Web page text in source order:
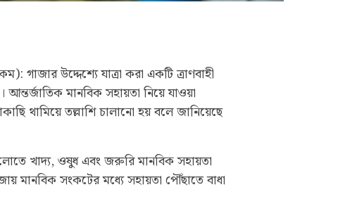
উদ্দেশ্যে যাত্রা করা একটি ত্রাণবাহী
মানবিক সহায়তা নিয়ে যাওয়া
থামিয়ে তল্লাশি চালানো হয় বলে জানিয়েছে
খাদ্য, ওষুধ এবং জরুরি মানবিক সহায়তা
মানবিক সংকটের মধ্যে সহায়তা পৌঁছাতে বাধা